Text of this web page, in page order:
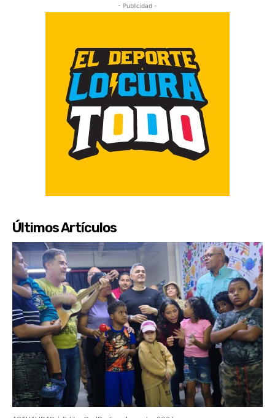
- Publicidad -
Últimos Artículos